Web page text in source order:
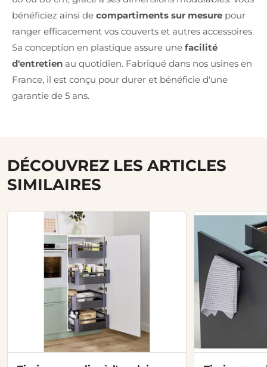
bénéficiez ainsi de compartiments sur mesure pour
ranger efficacement vos couverts et autres accessoires.
Sa conception en plastique assure une facilité
d'entretien au quotidien. Fabriqué dans nos usines en
France, il est conçu pour durer et bénéficie d'une
garantie de 5 ans.
DÉCOUVREZ LES ARTICLES
SIMILAIRES